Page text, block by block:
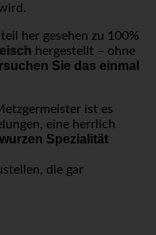
her gesehen zu 100%
hergestellt – ohne
Sie das einmal
ist es
eine herrlich
Spezialität
die gar